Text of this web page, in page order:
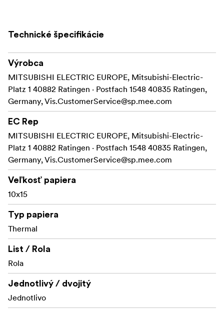
Technické špecifikácie
Výrobca
MITSUBISHI ELECTRIC EUROPE, Mitsubishi-Electric-
Platz 1 40882 Ratingen · Postfach 1548 40835 Ratingen,
Germany, Vis.CustomerService@sp.mee.com
EC Rep
MITSUBISHI ELECTRIC EUROPE, Mitsubishi-Electric-
Platz 1 40882 Ratingen · Postfach 1548 40835 Ratingen,
Germany, Vis.CustomerService@sp.mee.com
Veľkosť papiera
10x15
Typ papiera
Thermal
List / Rola
Rola
Jednotlivý / dvojitý
Jednotlivo